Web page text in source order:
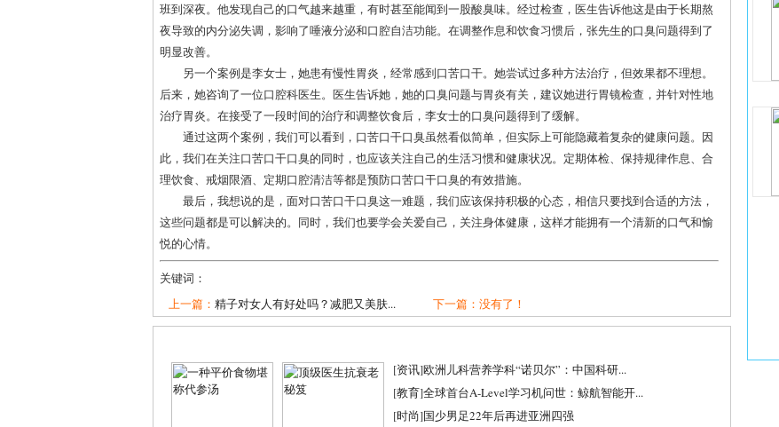
班到深夜。他发现自己的口气越来越重，有时甚至能闻到一股酸臭味。经过检查，医生告诉他这是由于长期熬
夜导致的内分泌失调，影响了唾液分泌和口腔自洁功能。在调整作息和饮食习惯后，张先生的口臭问题得到了
明显改善。
另一个案例是李女士，她患有慢性胃炎，经常感到口苦口干。她尝试过多种方法治疗，但效果都不理想。
后来，她咨询了一位口腔科医生。医生告诉她，她的口臭问题与胃炎有关，建议她进行胃镜检查，并针对性地
治疗胃炎。在接受了一段时间的治疗和调整饮食后，李女士的口臭问题得到了缓解。
通过这两个案例，我们可以看到，口苦口干口臭虽然看似简单，但实际上可能隐藏着复杂的健康问题。因
此，我们在关注口苦口干口臭的同时，也应该关注自己的生活习惯和健康状况。定期体检、保持规律作息、合
理饮食、戒烟限酒、定期口腔清洁等都是预防口苦口干口臭的有效措施。
最后，我想说的是，面对口苦口干口臭这一难题，我们应该保持积极的心态，相信只要找到合适的方法，
这些问题都是可以解决的。同时，我们也要学会关爱自己，关注身体健康，这样才能拥有一个清新的口气和愉
悦的心情。
关键词：
上一篇： 精子对女人有好处吗？减肥又美肤... 下一篇：没有了！
[资讯]欧洲儿科营养学科“诺贝尔”：中国科研...
[教育]全球首台A-Level学习机问世：鲸航智能开...
[时尚]国少男足22年后再进亚洲四强